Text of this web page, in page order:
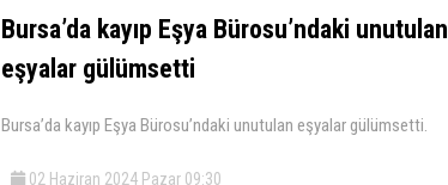
Bursa’da kayıp Eşya Bürosu’ndaki unutulan
eşyalar gülümsetti
Bursa’da kayıp Eşya Bürosu’ndaki unutulan eşyalar gülümsetti.
02 Haziran 2024 Pazar 09:30